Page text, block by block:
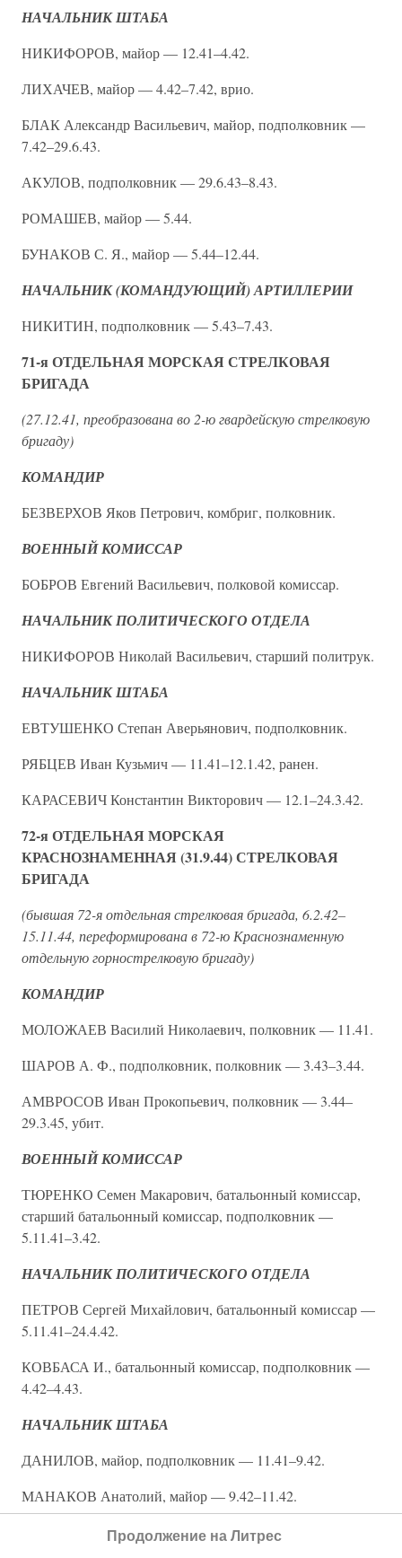
НАЧАЛЬНИК ШТАБА
НИКИФОРОВ, майор — 12.41–4.42.
ЛИХАЧЕВ, майор — 4.42–7.42, врио.
БЛАК Александр Васильевич, майор, подполковник —
7.42–29.6.43.
АКУЛОВ, подполковник — 29.6.43–8.43.
РОМАШЕВ, майор — 5.44.
БУНАКОВ С. Я., майор — 5.44–12.44.
НАЧАЛЬНИК (КОМАНДУЮЩИЙ) АРТИЛЛЕРИИ
НИКИТИН, подполковник — 5.43–7.43.
71-я ОТДЕЛЬНАЯ МОРСКАЯ СТРЕЛКОВАЯ
БРИГАДА
(27.12.41, преобразована во 2-ю гвардейскую стрелковую
бригаду)
КОМАНДИР
БЕЗВЕРХОВ Яков Петрович, комбриг, полковник.
ВОЕННЫЙ КОМИССАР
БОБРОВ Евгений Васильевич, полковой комиссар.
НАЧАЛЬНИК ПОЛИТИЧЕСКОГО ОТДЕЛА
НИКИФОРОВ Николай Васильевич, старший политрук.
НАЧАЛЬНИК ШТАБА
ЕВТУШЕНКО Степан Аверьянович, подполковник.
РЯБЦЕВ Иван Кузьмич — 11.41–12.1.42, ранен.
КАРАСЕВИЧ Константин Викторович — 12.1–24.3.42.
72-я ОТДЕЛЬНАЯ МОРСКАЯ
КРАСНОЗНАМЕННАЯ (31.9.44) СТРЕЛКОВАЯ
БРИГАДА
(бывшая 72-я отдельная стрелковая бригада, 6.2.42–
15.11.44, переформирована в 72-ю Краснознаменную
отдельную горнострелковую бригаду)
КОМАНДИР
МОЛОЖАЕВ Василий Николаевич, полковник — 11.41.
ШАРОВ А. Ф., подполковник, полковник — 3.43–3.44.
АМВРОСОВ Иван Прокопьевич, полковник — 3.44–
29.3.45, убит.
ВОЕННЫЙ КОМИССАР
ТЮРЕНКО Семен Макарович, батальонный комиссар,
старший батальонный комиссар, подполковник —
5.11.41–3.42.
НАЧАЛЬНИК ПОЛИТИЧЕСКОГО ОТДЕЛА
ПЕТРОВ Сергей Михайлович, батальонный комиссар —
5.11.41–24.4.42.
КОВБАСА И., батальонный комиссар, подполковник —
4.42–4.43.
НАЧАЛЬНИК ШТАБА
ДАНИЛОВ, майор, подполковник — 11.41–9.42.
МАНАКОВ Анатолий, майор — 9.42–11.42.
73-я ОТДЕЛЬНАЯ МОРСКАЯ СТРЕЛКОВАЯ
Продолжение на Литрес